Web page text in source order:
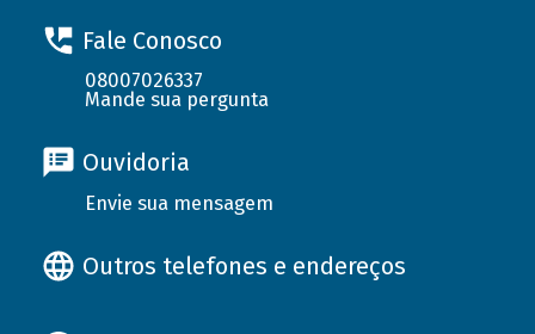
Fale Conosco
08007026337
Mande sua pergunta
Ouvidoria
Envie sua mensagem
Outros telefones e endereços